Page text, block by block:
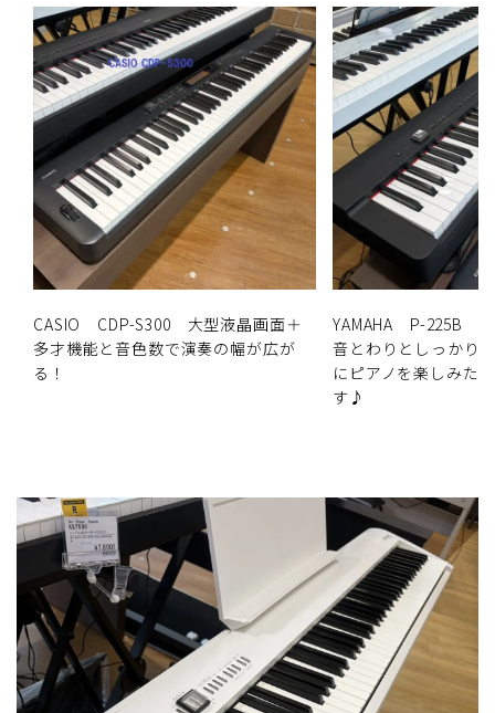
CASIO CDP-S300 大型液晶画面＋
多才機能と音色数で演奏の幅が広が
る！
YAMAHA P-225B
音とわりとしっかり
にピアノを楽しみた
す♪